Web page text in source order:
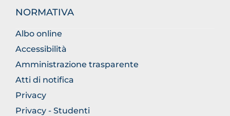
NORMATIVA
Albo online
Accessibilità
Amministrazione trasparente
Atti di notifica
Privacy
Privacy - Studenti